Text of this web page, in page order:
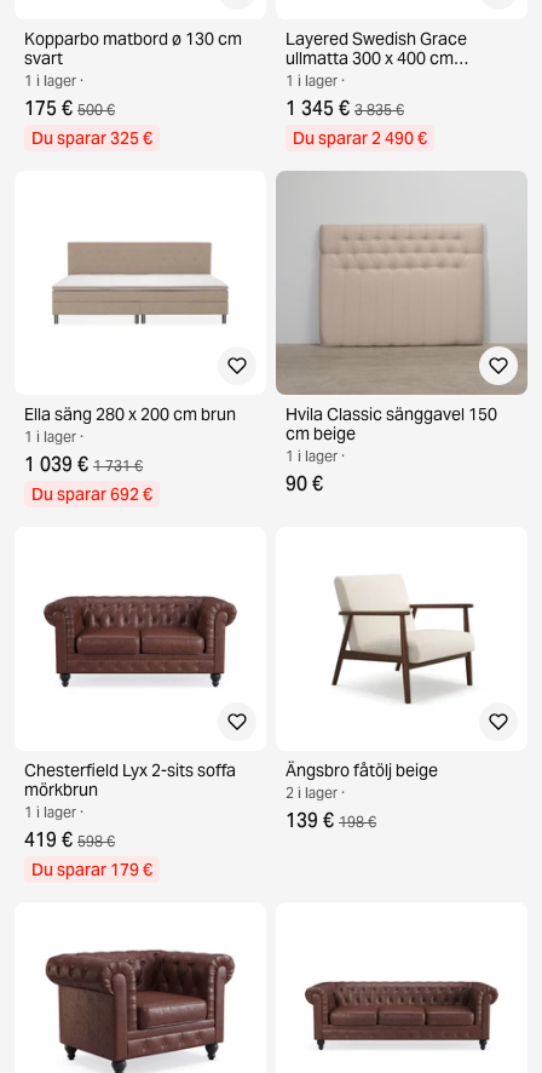
Kopparbo matbord ø 130 cm
svart
1 i lager ·
175 € 500 €
Du sparar 325 €
Layered Swedish Grace
ullmatta 300 x 400 cm
Oatmeal
1 i lager ·
1 345 € 3 835 €
Du sparar 2 490 €
Ella säng 280 x 200 cm brun
1 i lager ·
1 039 € 1 731 €
Du sparar 692 €
Hvila Classic sänggavel 150
cm beige
1 i lager ·
90 €
Chesterfield Lyx 2-sits soffa
mörkbrun
1 i lager ·
419 € 598 €
Du sparar 179 €
Ängsbro fåtölj beige
2 i lager ·
139 € 198 €